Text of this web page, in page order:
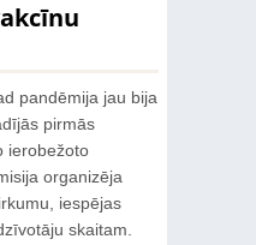
pandēmija jau bija
pirmās
ierobežoto
organizēja
iespējas
skaitam.